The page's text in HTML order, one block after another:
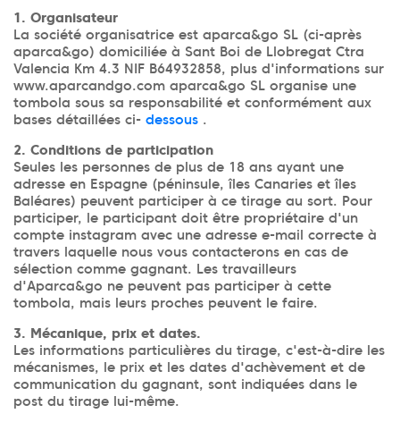
1. Organisateur
La société organisatrice est aparca&go SL (ci-après
aparca&go) domiciliée à Sant Boi de Llobregat Ctra
Valencia Km 4.3 NIF B64932858, plus d'informations sur
www.aparcandgo.com aparca&go SL organise une
tombola sous sa responsabilité et conformément aux
bases détaillées ci- dessous .
2. Conditions de participation
Seules les personnes de plus de 18 ans ayant une
adresse en Espagne (péninsule, îles Canaries et îles
Baléares) peuvent participer à ce tirage au sort. Pour
participer, le participant doit être propriétaire d'un
compte instagram avec une adresse e-mail correcte à
travers laquelle nous vous contacterons en cas de
sélection comme gagnant. Les travailleurs
d'Aparca&go ne peuvent pas participer à cette
tombola, mais leurs proches peuvent le faire.
3. Mécanique, prix et dates.
Les informations particulières du tirage, c'est-à-dire les
mécanismes, le prix et les dates d'achèvement et de
communication du gagnant, sont indiquées dans le
post du tirage lui-même.